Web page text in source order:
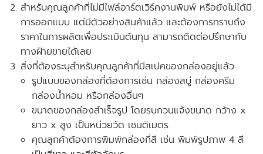
สำหรับคุณลูกค้าที่ไม่มีไฟล์อาร์ตเวิร์คงานพิมพ์ หรือยังไม่ได้มี
การออกแบบ แต่มีตัวอย่างสินค้าแล้ว และต้องการทราบถึง
ราคาในการผลิตเพื่อประเมินต้นทุน สามารถติดต่อปรึกษากับ
ทางฝ่ายขายได้เลย
สิ่งที่ต้องระบุสำหรับคุณลูกค้าที่มีสเปคของกล่องอยู่แล้ว
รูปแบบของกล่องที่ต้องการเช่น กล่องสบู่ กล่องครีม
กล่องน้ำหอม หรือกล่องอื่นๆ
ขนาดของกล่องสำเร็จรูป โดยรบกวนแจ้งขนาด กว้าง x
ยาว x สูง เป็นหน่วยวัด เซนติเมตร
คุณลูกค้าต้องการพิมพ์กล่องกี่สี เช่น พิมพ์รูปภาพ 4 สี